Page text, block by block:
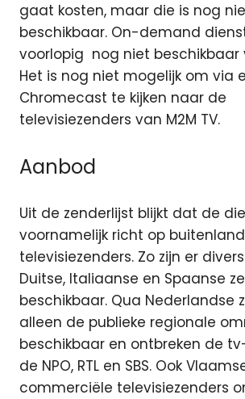
gaat kosten, maar die is nog
beschikbaar. On-demand
voorlopig nog niet beschikbaar
Het is nog niet mogelijk om via
Chromecast te kijken naar de
televisiezenders van M2M TV.
Aanbod
Uit de zenderlijst blijkt dat de
voornamelijk richt op
televisiezenders. Zo zijn er
Duitse, Italiaanse en Spaanse
beschikbaar. Qua Nederlandse
alleen de publieke regionale
beschikbaar en ontbreken de
de NPO, RTL en SBS. Ook
commerciële televisiezenders